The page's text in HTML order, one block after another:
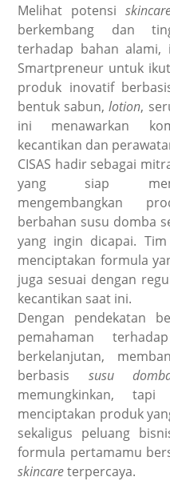
Melihat potensi
berkembang dan
terhadap bahan
Smartpreneur untuk
produk inovatif
bentuk sabun, lotion,
ini menawarkan
kecantikan dan
CISAS hadir sebagai
yang siap
mengembangkan
berbahan susu domba
yang ingin dicapai.
menciptakan formula
juga sesuai dengan
kecantikan saat ini.
Dengan pendekatan
pemahaman
berkelanjutan,
berbasis susu
memungkinkan,
menciptakan produk
sekaligus peluang
formula pertamamu
skincareterpercaya.